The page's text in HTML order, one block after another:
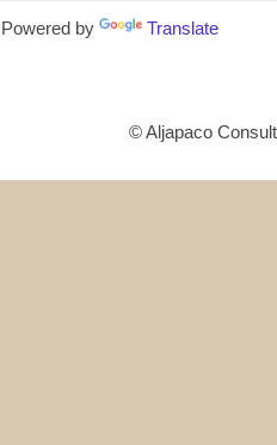
Powered by Translate
© Aljapaco